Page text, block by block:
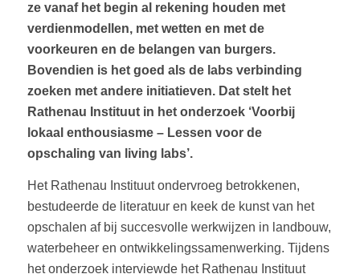
ze vanaf het begin al rekening houden met
verdienmodellen, met wetten en met de
voorkeuren en de belangen van burgers.
Bovendien is het goed als de labs verbinding
zoeken met andere initiatieven. Dat stelt het
Rathenau Instituut in het onderzoek ‘Voorbij
lokaal enthousiasme – Lessen voor de
opschaling van living labs’.
Het Rathenau Instituut ondervroeg betrokkenen,
bestudeerde de literatuur en keek de kunst van het
opschalen af bij succesvolle werkwijzen in landbouw,
waterbeheer en ontwikkelingssamenwerking. Tijdens
het onderzoek interviewde het Rathenau Instituut